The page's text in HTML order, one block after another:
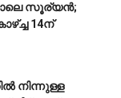
സൂര്യൻ;
14ന്
നിന്നുള്ള